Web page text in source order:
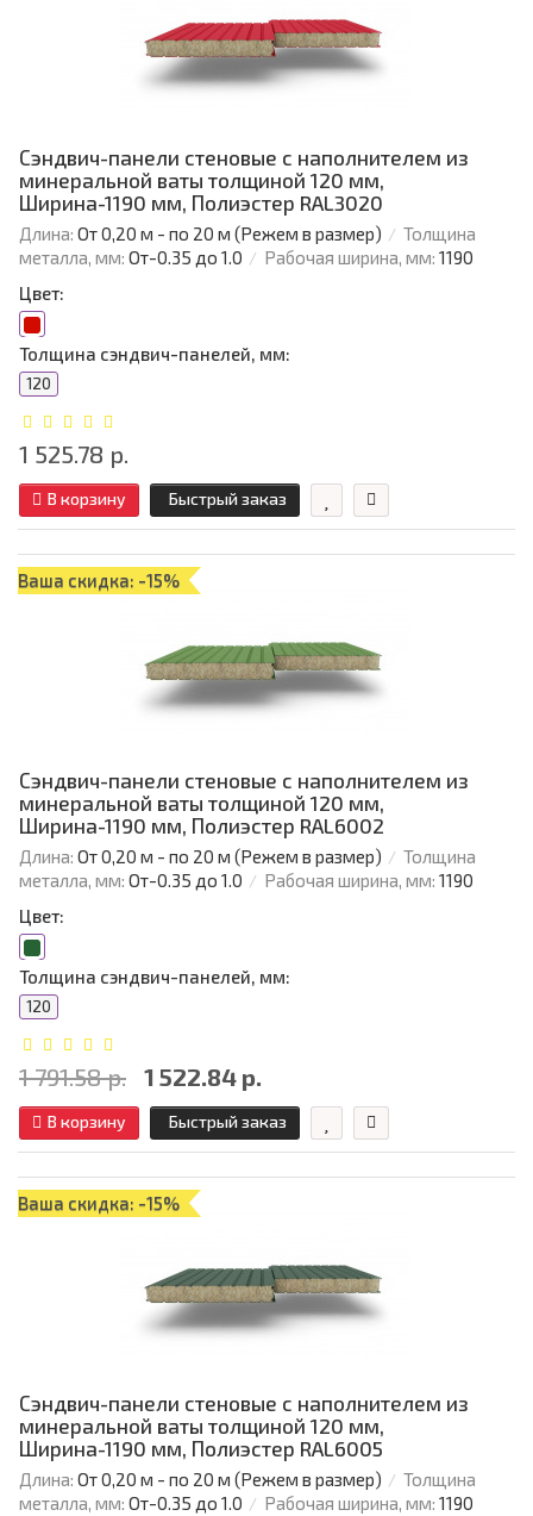
Сэндвич-панели стеновые с наполнителем из
минеральной ваты толщиной 120 мм,
Ширина-1190 мм, Полиэстер RAL3020
Длина: От 0,20 м - по 20 м (Режем в размер)
Толщина
металла, мм: От-0.35 до 1.0 Рабочая ширина, мм: 1190
Цвет:
Толщина сэндвич-панелей, мм:
120
1 525.78 р.
В корзину Быстрый заказ
Ваша скидка: -15%
Сэндвич-панели стеновые с наполнителем из
минеральной ваты толщиной 120 мм,
Ширина-1190 мм, Полиэстер RAL6002
Длина: От 0,20 м - по 20 м (Режем в размер)
Толщина
металла, мм: От-0.35 до 1.0 Рабочая ширина, мм: 1190
Цвет:
Толщина сэндвич-панелей, мм:
120
1 791.58 р. 1 522.84 р.
В корзину Быстрый заказ
Ваша скидка: -15%
Сэндвич-панели стеновые с наполнителем из
минеральной ваты толщиной 120 мм,
Ширина-1190 мм, Полиэстер RAL6005
Длина: От 0,20 м - по 20 м (Режем в размер)
Толщина
металла, мм: От-0.35 до 1.0 Рабочая ширина, мм: 1190